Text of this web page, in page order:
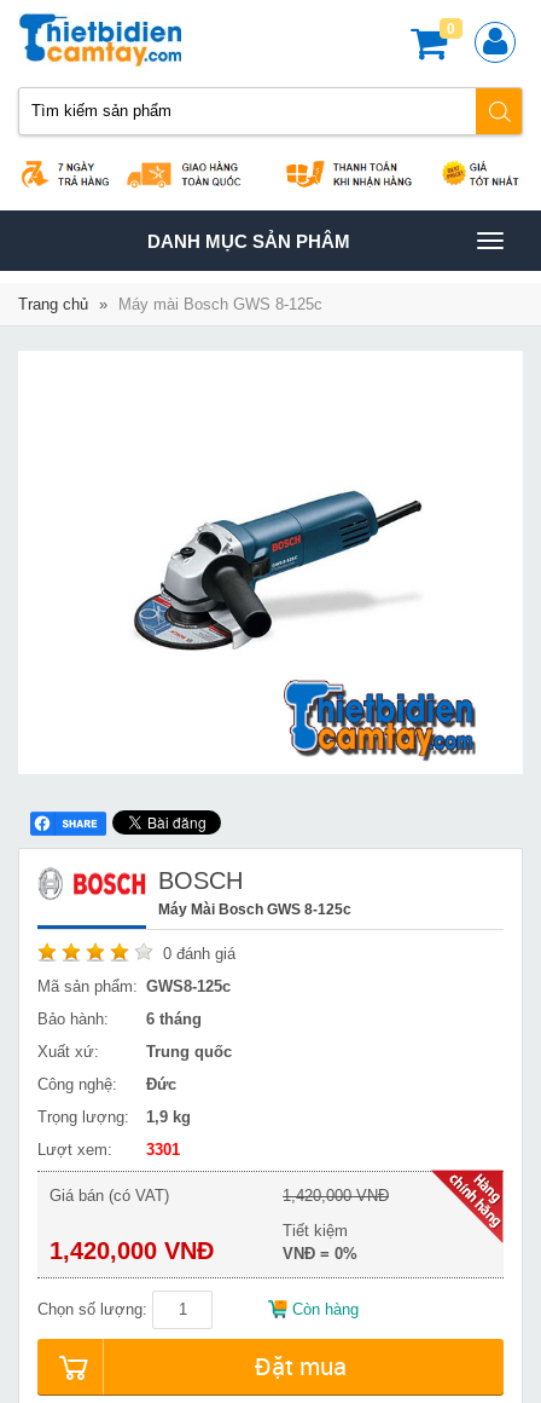
0
TOGGLE
NAVIGATION
DANH MỤC SẢN PHÂM
Trang chủ » Máy mài Bosch GWS 8-125c
BOSCH
Máy Mài Bosch GWS 8-125c
0 đánh giá
Mã sản phẩm: GWS8-125c
Bảo hành:
6 tháng
Xuất xứ:
Trung quốc
Công nghệ:
Đức
Trọng lượng:
1,9 kg
Lượt xem:
3301
Giá bán (có VAT)
1,420,000 VNĐ
1,420,000 VNĐ
Tiết kiệm
VNĐ = 0%
Chọn số lượng: Còn hàng
Đặt mua